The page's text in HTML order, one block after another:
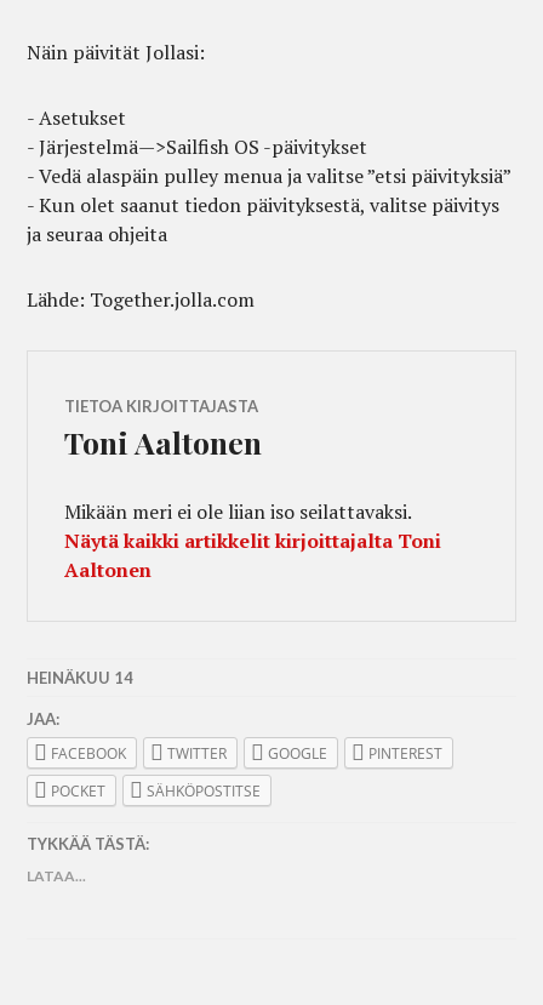
Näin päivität Jollasi:
- Asetukset
- Järjestelmä—>Sailfish OS -päivitykset
- Vedä alaspäin pulley menua ja valitse ”etsi päivityksiä”
- Kun olet saanut tiedon päivityksestä, valitse päivitys
ja seuraa ohjeita
Lähde: Together.jolla.com
TIETOA KIRJOITTAJASTA
Toni Aaltonen
Mikään meri ei ole liian iso seilattavaksi.
Näytä kaikki artikkelit kirjoittajalta Toni
Aaltonen
HEINÄKUU 14
JAA:
FACEBOOK TWITTER GOOGLE
PINTEREST
POCKET
SÄHKÖPOSTITSE
TYKKÄÄ TÄSTÄ:
LATAA...